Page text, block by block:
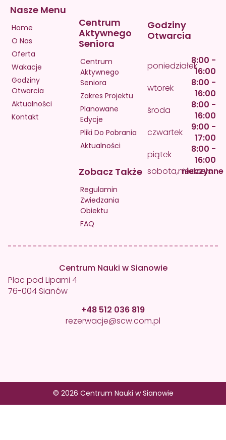
Nasze Menu
Home
O Nas
Oferta
Wakacje
Godziny
Otwarcia
Aktualności
Kontakt
Centrum
Aktywnego
Seniora
Centrum
Aktywnego
Seniora
Zakres Projektu
Planowane
Edycje
Pliki Do Pobrania
Aktualności
Zobacz Także
Regulamin
Zwiedzania
Obiektu
FAQ
Godziny
Otwarcia
poniedziałek8:00 -
16:00
wtorek
8:00 -
16:00
środa
8:00 -
16:00
czwartek
9:00 -
17:00
piątek
8:00 -
16:00
sobota,niedziela
nieczynne
Centrum Nauki w Sianowie
Plac pod Lipami 4
76-004 Sianów
+48 512 036 819
rezerwacje@scw.com.pl
© 2026 Centrum Nauki w Sianowie